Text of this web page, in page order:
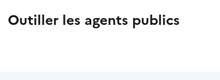
Outiller les agents publics